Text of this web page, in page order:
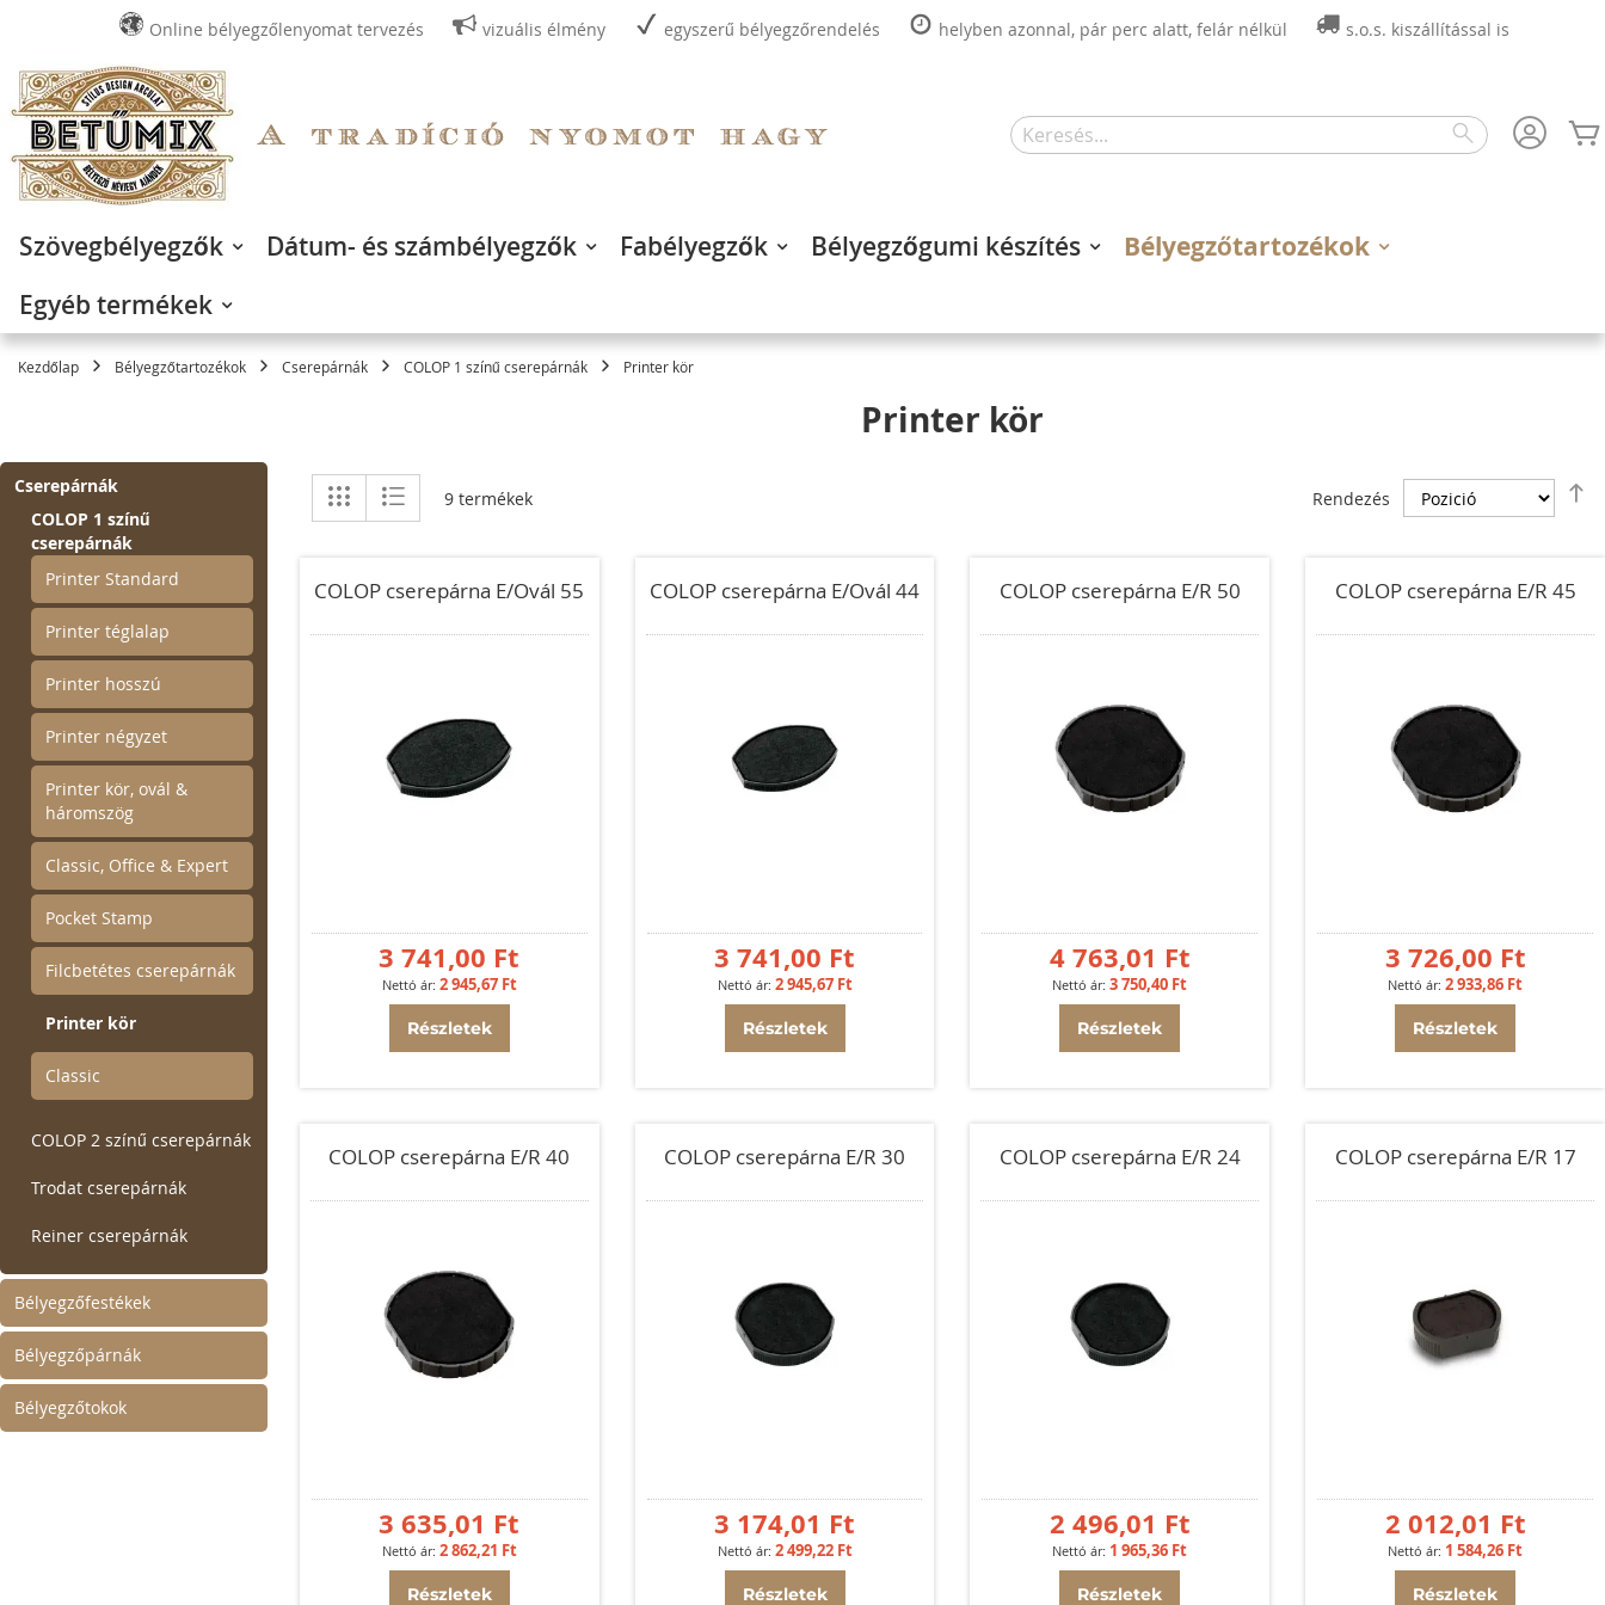
Online bélyegzőlenyomat tervezés vizuális élmény egyszerű bélyegzőrendelés helyben azonnal, pár perc alatt, felár nélkül
s.o.s. kiszállítással is
tartalomhoz
Search
Szövegbélyegzők Dátum- és számbélyegzők Fabélyegzők Bélyegzőgumi készítés Bélyegzőtartozékok
Egyéb termékek
Kezdőlap Bélyegzőtartozékok Cserepárnák COLOP 1 színű cserepárnák Printer kör
Printer kör
Megtekintés
Rács 9termékek Rendezés
COLOP cserepárna E/Ovál 55
3 741,00 Ft
2 945,67 Ft
Részletek
COLOP cserepárna E/Ovál 44
3 741,00 Ft
2 945,67 Ft
Részletek
COLOP cserepárna E/R 50
4 763,01 Ft
3 750,40 Ft
Részletek
COLOP cserepárna E/R 45
3 726,00 Ft
2 933,86 Ft
Részletek
COLOP cserepárna E/R 40
3 635,01 Ft
2 862,21 Ft
Részletek
COLOP cserepárna E/R 30
3 174,01 Ft
2 499,22 Ft
Részletek
COLOP cserepárna E/R 24
2 496,01 Ft
1 965,36 Ft
Részletek
COLOP cserepárna E/R 17
2 012,01 Ft
1 584,26 Ft
Részletek
Cserepárnák
COLOP 1 színű
cserepárnák
Printer Standard
Printer téglalap
Printer hosszú
Printer négyzet
Printer kör, ovál &
háromszög
Classic, Office & Expert
Pocket Stamp
Filcbetétes cserepárnák
Printer kör
Classic
COLOP 2 színű cserepárnák
Trodat cserepárnák
Reiner cserepárnák
Bélyegzőfestékek
Bélyegzőpárnák
Bélyegzőtokok